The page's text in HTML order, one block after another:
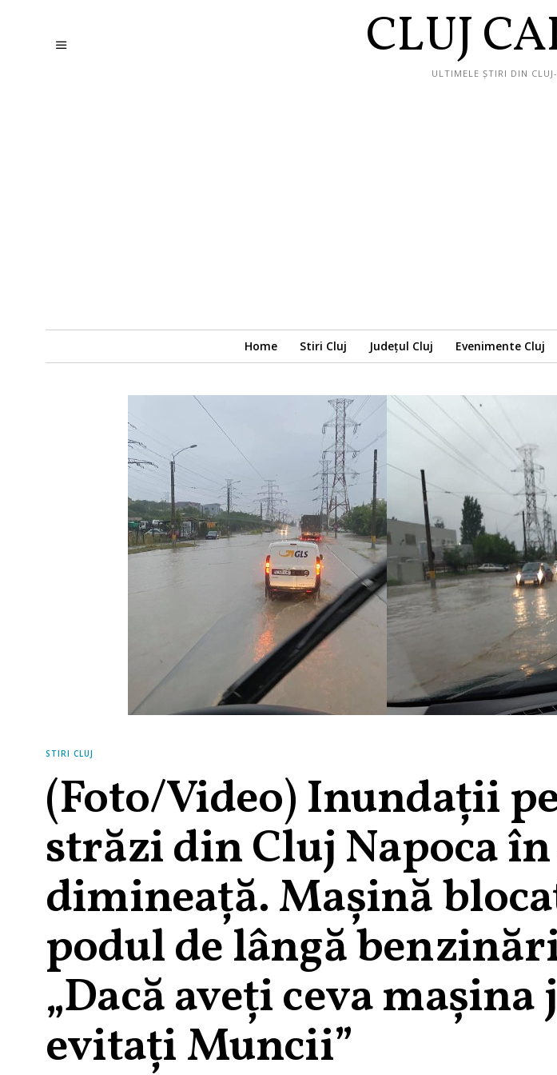
CLUJ
ULTIMELE ȘTIRI DIN
Home Stiri Cluj Județul Cluj Evenimente Cluj
STIRI CLUJ
(Foto/Video) Inundații
străzi din Cluj Napoca în
dimineață. Mașină
podul de lângă
„Dacă aveți ceva mașina
evitați Muncii”